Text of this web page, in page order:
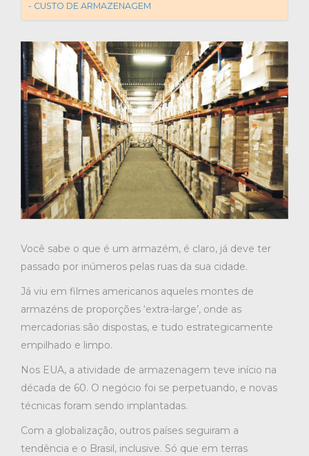
CUSTO DE ARMAZENAGEM
Você sabe o que é um armazém, é claro, já deve ter
passado por inúmeros pelas ruas da sua cidade.
Já viu em filmes americanos aqueles montes de
armazéns de proporções ‘extra-large’, onde as
mercadorias são dispostas, e tudo estrategicamente
empilhado e limpo.
Nos EUA, a atividade de armazenagem teve início na
década de 60. O negócio foi se perpetuando, e novas
técnicas foram sendo implantadas.
Com a globalização, outros países seguiram a
tendência e o Brasil, inclusive. Só que em terras